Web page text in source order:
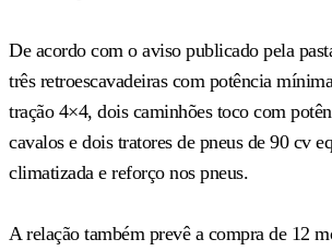
De acordo com o aviso publicado pela
três retroescavadeiras com potência
tração 4×4, dois caminhões toco com
cavalos e dois tratores de pneus de 90 cv
climatizada e reforço nos pneus.
A relação também prevê a compra de 12